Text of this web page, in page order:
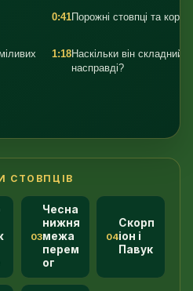
0:41Порожні стовпці та
1:18Наскільки він складний
насправді?
СТОВПЦІВ
03
Чесна
нижня
межа
перем
ог
04
Скорп
іон і
Павук